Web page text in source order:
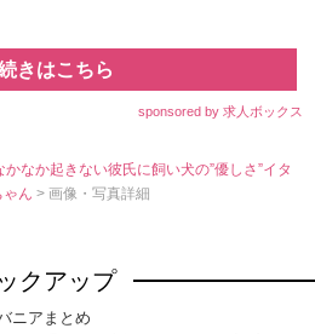
きはこちら
sponsored by 求人ボックス
かなか起きない彼氏に飼い犬の”優しさ”イタ
ゃん> 画像・写真詳細
クアップ
ニアまとめ